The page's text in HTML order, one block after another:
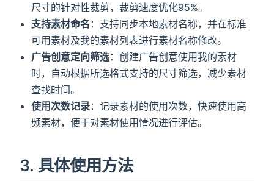
尺寸的针对性裁剪，裁剪速度优化95%。
支持素材命名 ：支持同步本地素材名称，并在标准
可用素材及我的素材列表进行素材名称修改。
广告创意定向筛选：创建广告创意使用我的素材
时，自动根据所选格式支持的尺寸筛选，减少素材
查找时间。
使用次数记录：记录素材的使用次数，快速使用高
频素材，便于对素材使用情况进行评估。
3. 具体使用方法